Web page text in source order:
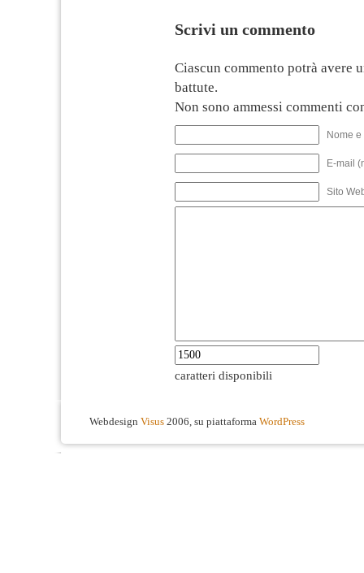
Scrivi un commento
Ciascun commento potrà avere
battute.
Non sono ammessi commenti
Nome
E-mail
Sito
caratteri disponibili
Webdesign Visus 2006, su piattaforma WordPress